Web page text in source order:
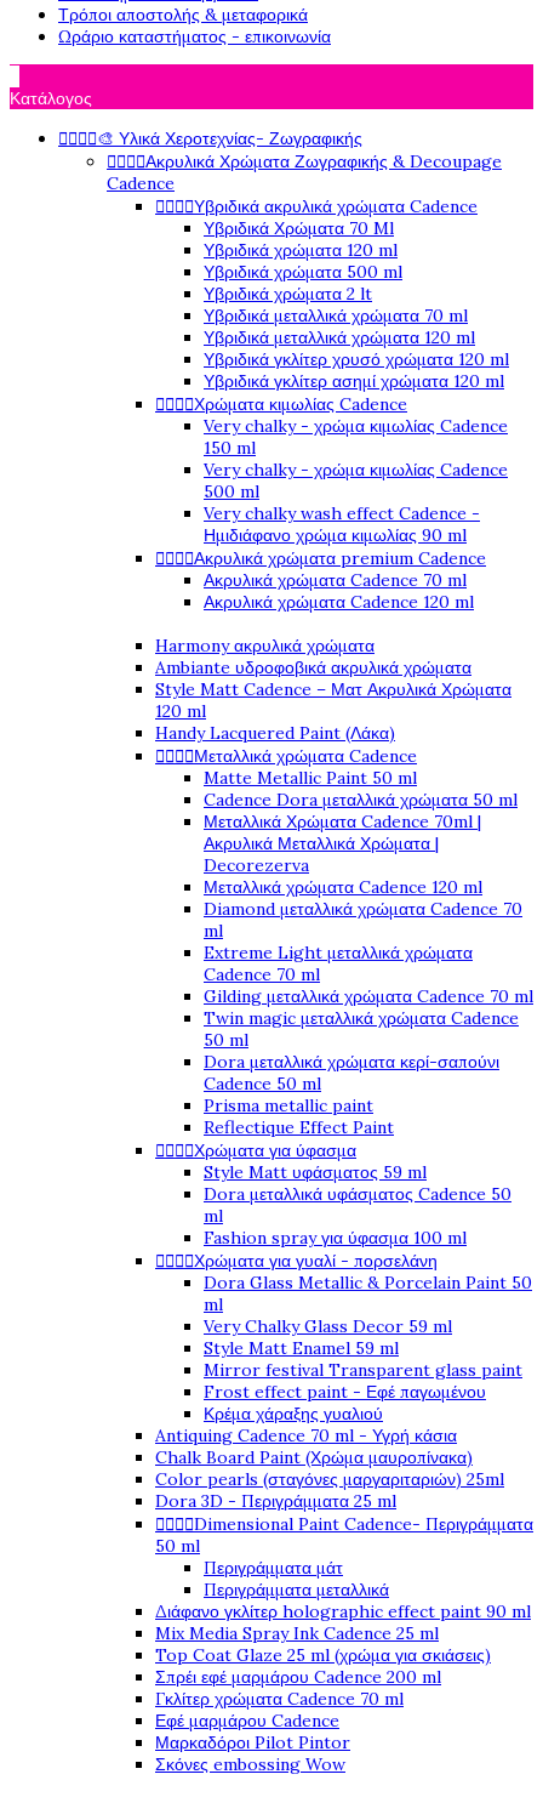
Τρόποι αποστολής & μεταφορικά
Ωράριο καταστήματος - επικοινωνία
Κατάλογος
🎨 Υλικά Χεροτεχνίας- Ζωγραφικής
Ακρυλικά Χρώματα Ζωγραφικής & Decoupage
Cadence
Υβριδικά ακρυλικά χρώματα Cadence
Υβριδικά Χρώματα 70 Ml
Υβριδικά χρώματα 120 ml
Υβριδικά χρώματα 500 ml
Υβριδικά χρώματα 2 lt
Υβριδικά μεταλλικά χρώματα 70 ml
Υβριδικά μεταλλικά χρώματα 120 ml
Υβριδικά γκλίτερ χρυσό χρώματα 120 ml
Υβριδικά γκλίτερ ασημί χρώματα 120 ml
Χρώματα κιμωλίας Cadence
Very chalky - χρώμα κιμωλίας Cadence
150 ml
Very chalky - χρώμα κιμωλίας Cadence
500 ml
Very chalky wash effect Cadence -
Ημιδιάφανο χρώμα κιμωλίας 90 ml
Ακρυλικά χρώματα premium Cadence
Ακρυλικά χρώματα Cadence 70 ml
Ακρυλικά χρώματα Cadence 120 ml
Harmony ακρυλικά χρώματα
Ambiante υδροφοβικά ακρυλικά χρώματα
Style Matt Cadence – Ματ Ακρυλικά Χρώματα
120 ml
Handy Lacquered Paint (Λάκα)
Μεταλλικά χρώματα Cadence
Matte Metallic Paint 50 ml
Cadence Dora μεταλλικά χρώματα 50 ml
Μεταλλικά Χρώματα Cadence 70ml |
Ακρυλικά Μεταλλικά Χρώματα |
Decorezerva
Μεταλλικά χρώματα Cadence 120 ml
Diamond μεταλλικά χρώματα Cadence 70
ml
Extreme Light μεταλλικά χρώματα
Cadence 70 ml
Gilding μεταλλικά χρώματα Cadence 70 ml
Twin magic μεταλλικά χρώματα Cadence
50 ml
Dora μεταλλικά χρώματα κερί-σαπούνι
Cadence 50 ml
Prisma metallic paint
Reflectique Effect Paint
Χρώματα για ύφασμα
Style Matt υφάσματος 59 ml
Dora μεταλλικά υφάσματος Cadence 50
ml
Fashion spray για ύφασμα 100 ml
Χρώματα για γυαλί - πορσελάνη
Dora Glass Metallic & Porcelain Paint 50
ml
Very Chalky Glass Decor 59 ml
Style Matt Enamel 59 ml
Mirror festival Transparent glass paint
Frost effect paint - Εφέ παγωμένου
Κρέμα χάραξης γυαλιού
Antiquing Cadence 70 ml - Υγρή κάσια
Chalk Board Paint (Χρώμα μαυροπίνακα)
Color pearls (σταγόνες μαργαριταριών) 25ml
Dora 3D - Περιγράμματα 25 ml
Dimensional Paint Cadence- Περιγράμματα
50 ml
Περιγράμματα μάτ
Περιγράμματα μεταλλικά
Διάφανο γκλίτερ holographic effect paint 90 ml
Mix Media Spray Ink Cadence 25 ml
Top Coat Glaze 25 ml (χρώμα για σκιάσεις)
Σπρέι εφέ μαρμάρου Cadence 200 ml
Γκλίτερ χρώματα Cadence 70 ml
Εφέ μαρμάρου Cadence
Μαρκαδόροι Pilot Pintor
Σκόνες embossing Wow